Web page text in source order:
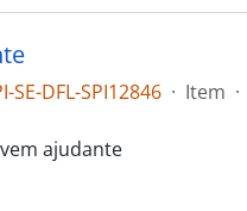
SE-DFL-SPI12846 · Item ·
ajudante